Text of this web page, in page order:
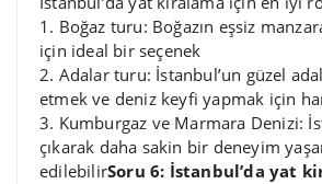
1. Boğaz turu: Boğazın eşsiz
için ideal bir seçenek
2. Adalar turu: İstanbul’un güzel
etmek ve deniz keyfi yapmak için
3. Kumburgaz ve Marmara Denizi:
çıkarak daha sakin bir deneyim
edilebilirSoru 6: İstanbul’da yat